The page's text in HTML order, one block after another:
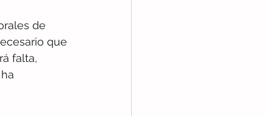
de
que
falta,